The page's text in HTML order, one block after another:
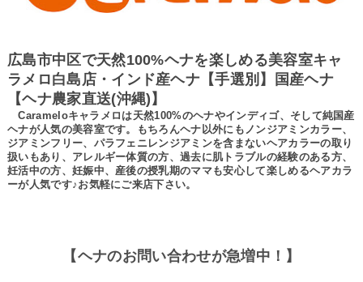
広島市中区で天然100%ヘナを楽しめる美容室キャ
ラメロ白島店・インド産ヘナ【手選別】国産ヘナ
【ヘナ農家直送(沖縄)】
Carameloキャラメロは天然100%のヘナやインディゴ、そして純国産
ヘナが人気の美容室です。もちろんヘナ以外にもノンジアミンカラー、
ジアミンフリー、パラフェニレンジアミンを含まないヘアカラーの取り
扱いもあり、アレルギー体質の方、過去に肌トラブルの経験のある方、
妊活中の方、妊娠中、産後の授乳期のママも安心して楽しめるヘアカラ
ーが人気です♪お気軽にご来店下さい。
【ヘナのお問い合わせが急増中！】